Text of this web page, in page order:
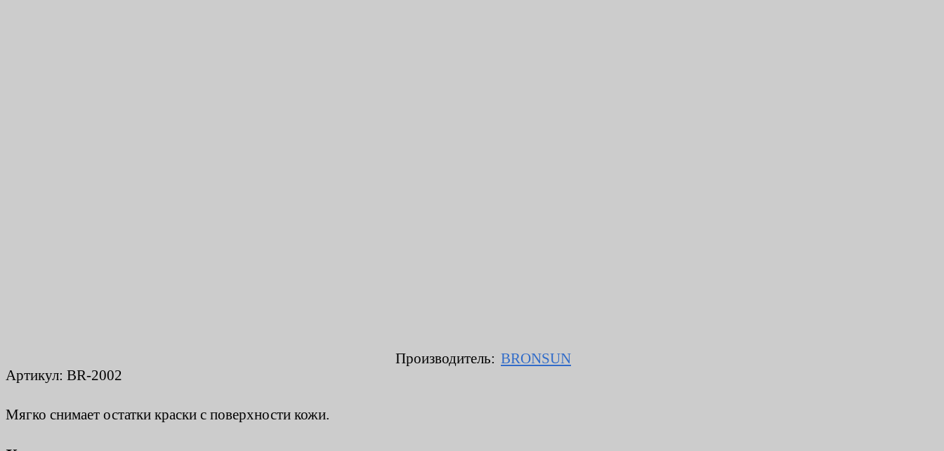
Производитель: BRONSUN
Артикул: BR-2002
Мягко снимает остатки краски с поверхности кожи.